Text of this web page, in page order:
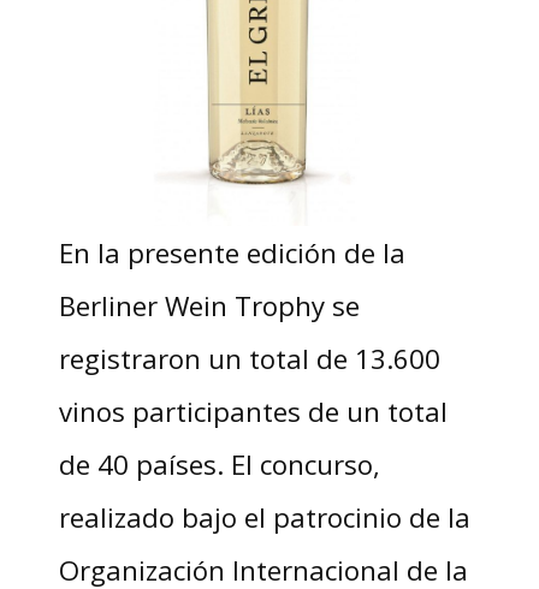
En la presente edición de la
Berliner Wein Trophy se
registraron un total de 13.600
vinos participantes de un total
de 40 países. El concurso,
realizado bajo el patrocinio de la
Organización Internacional de la